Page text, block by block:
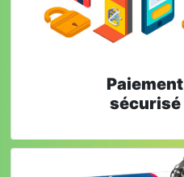
Paiement
sécurisé